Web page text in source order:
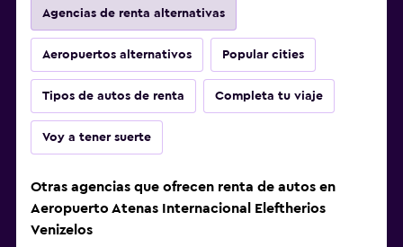
Agencias de renta alternativas
Aeropuertos alternativos Popular cities
Tipos de autos de renta Completa tu viaje
Voy a tener suerte
Otras agencias que ofrecen renta de autos en
Aeropuerto Atenas Internacional Eleftherios
Venizelos